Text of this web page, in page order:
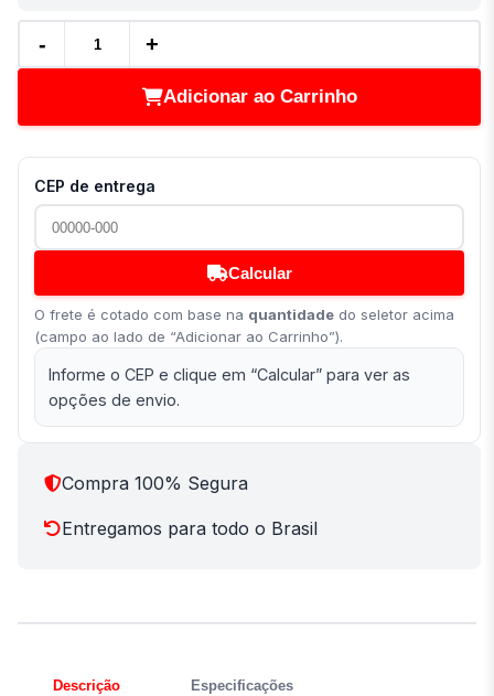
- +
Adicionar ao Carrinho
CEP de entrega
Calcular
O frete é cotado com base na quantidade do seletor acima
(campo ao lado de “Adicionar ao Carrinho”).
Informe o CEP e clique em “Calcular” para ver as
opções de envio.
Compra 100% Segura
Entregamos para todo o Brasil
Descrição Especificações